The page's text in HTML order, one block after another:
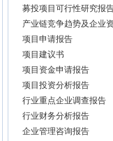
募投项目可行性研究报
产业链竞争趋势及企业
项目申请报告
项目建议书
项目资金申请报告
项目投资分析报告
行业重点企业调查报告
行业财务分析报告
企业管理咨询报告